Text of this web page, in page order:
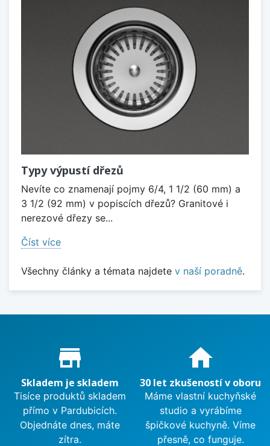
Typy výpustí dřezů
Nevíte co znamenají pojmy 6/4, 1 1/2 (60 mm) a
3 1/2 (92 mm) v popiscích dřezů? Granitové i
nerezové dřezy se...
Číst více
Všechny články a témata najdete v naší poradně.
Proč nakupovat u nás?
store_mall_directory
Skladem je skladem
Tisíce produktů skladem
přímo v Pardubicích.
Objednáte dnes, máte
zítra.
home
30 let zkušeností v oboru
Máme vlastní kuchyňské
studio a vyrábíme
špičkové kuchyně. Víme
přesně, co funguje.